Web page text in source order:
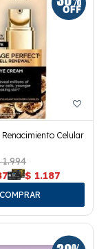
Celular
1.994
$ 1.187